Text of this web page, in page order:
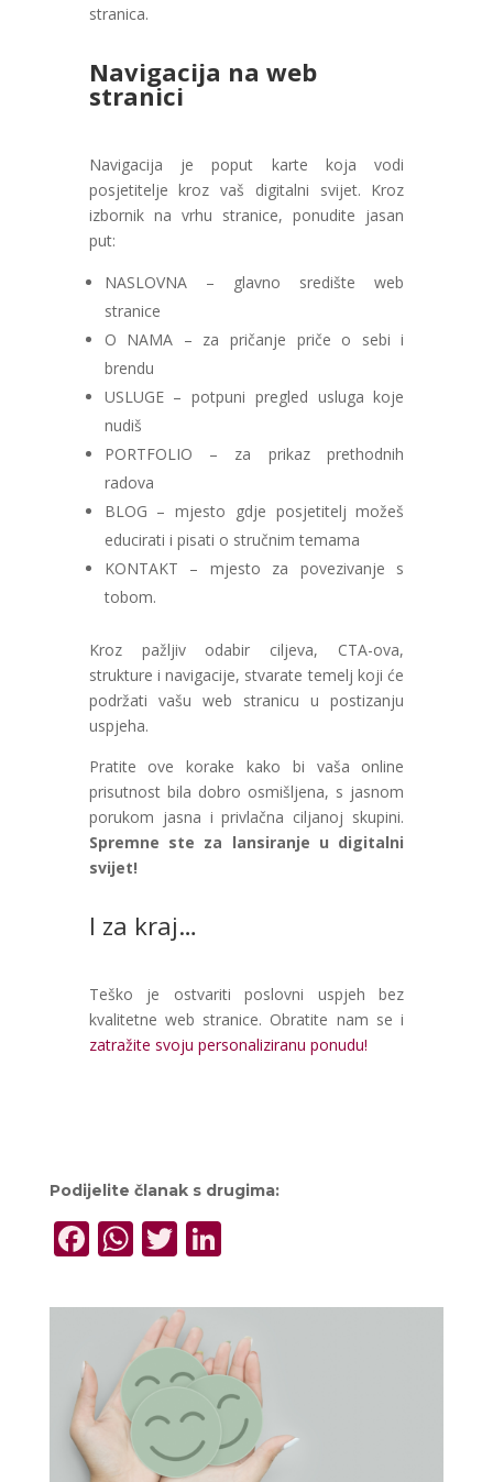
stranica.
Navigacija na web
stranici
Navigacija je poput karte koja vodi
posjetitelje kroz vaš digitalni svijet. Kroz
izbornik na vrhu stranice, ponudite jasan
put:
NASLOVNA – glavno središte web
stranice
O NAMA – za pričanje priče o sebi i
brendu
USLUGE – potpuni pregled usluga koje
nudiš
PORTFOLIO – za prikaz prethodnih
radova
BLOG – mjesto gdje posjetitelj možeš
educirati i pisati o stručnim temama
KONTAKT – mjesto za povezivanje s
tobom.
Kroz pažljiv odabir ciljeva, CTA-ova,
strukture i navigacije, stvarate temelj koji će
podržati vašu web stranicu u postizanju
uspjeha.
Pratite ove korake kako bi vaša online
prisutnost bila dobro osmišljena, s jasnom
porukom jasna i privlačna ciljanoj skupini.
Spremne ste za lansiranje u digitalni
svijet!
I za kraj…
Teško je ostvariti poslovni uspjeh bez
kvalitetne web stranice. Obratite nam se i
zatražite svoju personaliziranu ponudu!
Podijelite članak s drugima:
F
e
o
o
k
W
at
s
A
p
p
T
itt
er
Li
k
e
dI
n